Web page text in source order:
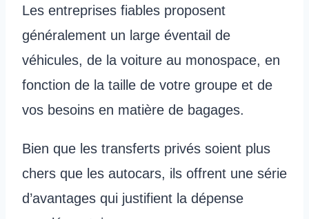
Les entreprises fiables proposent
généralement un large éventail de
véhicules, de la voiture au monospace, en
fonction de la taille de votre groupe et de
vos besoins en matière de bagages.
Bien que les transferts privés soient plus
chers que les autocars, ils offrent une série
d’avantages qui justifient la dépense